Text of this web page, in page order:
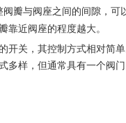
瓣与阀座之间的间隙，可
近阀座的程度越大。
关，其控制方式相对简单
多样，但通常具有一个阀